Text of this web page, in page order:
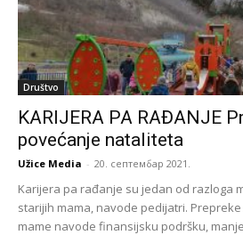
Društvo
KARIJERA PA RAĐANJE
povećanje nataliteta
Užice Media - 20. септембар 2021.
Karijera pa rađanje su jedan od razloga
starijih mama, navode pedijatri.
mame navode finansijsku podršku,